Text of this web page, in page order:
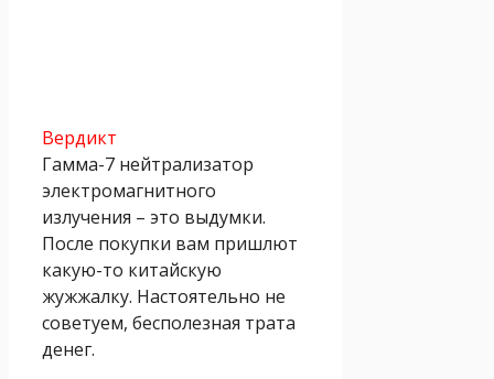
Вердикт
Гамма-7 нейтрализатор
электромагнитного
излучения – это выдумки.
После покупки вам пришлют
какую-то китайскую
жужжалку. Настоятельно не
советуем, бесполезная трата
денег.